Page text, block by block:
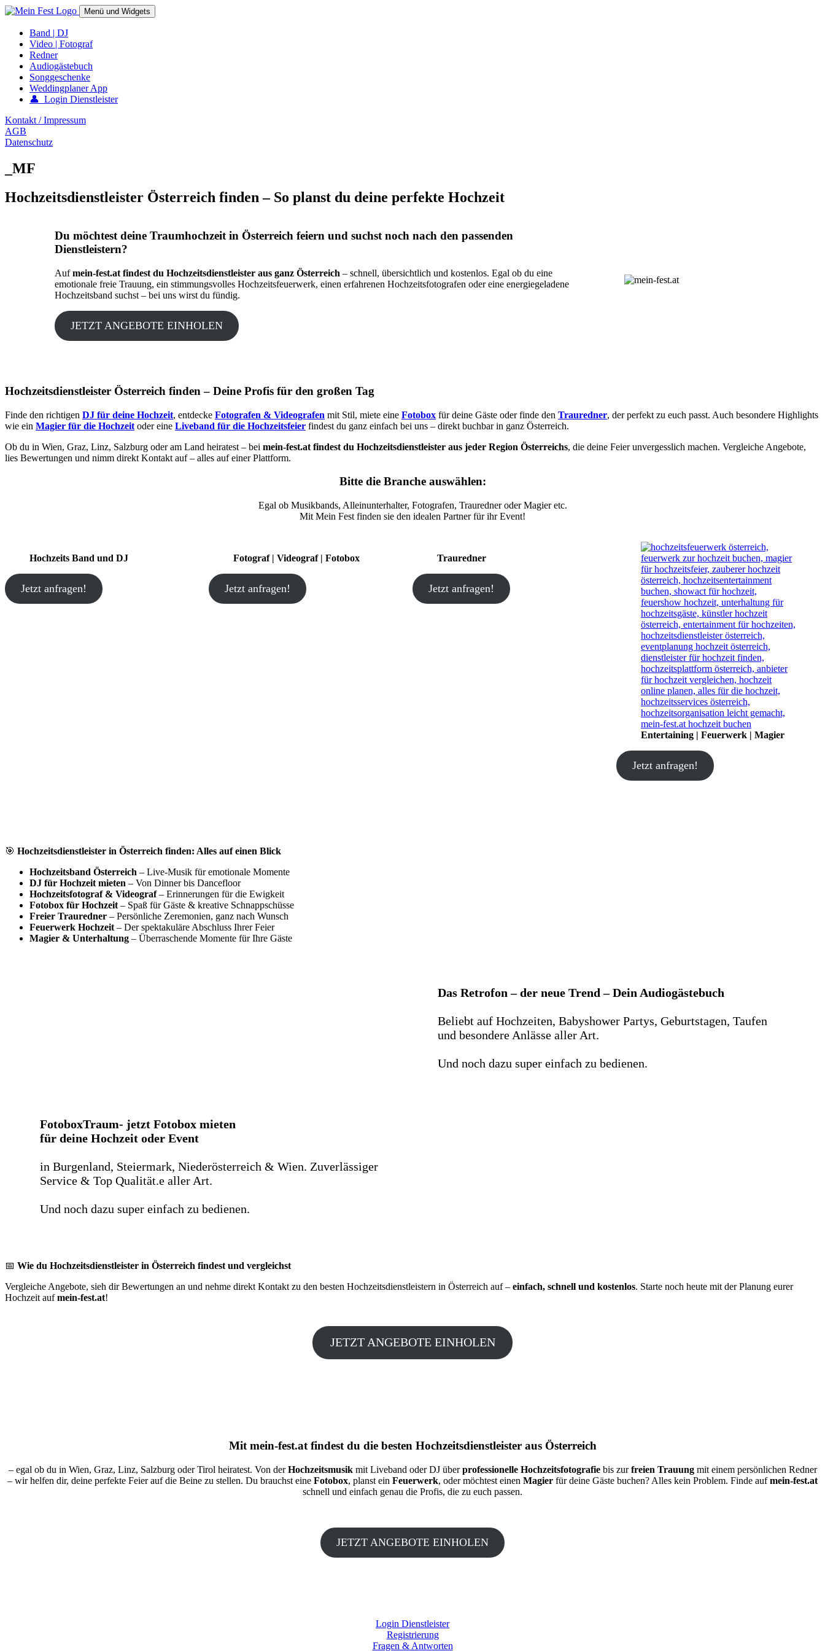
Springe
Inhalt
mein-fest.at – Band / Fotograf für Hochzeit oder Fest buchen!
Menü und Widgets
Band | DJ
Video | Fotograf
Redner
Audiogästebuch
Songgeschenke
Weddingplaner App
👤 Login Dienstleister
Kontakt / Impressum
AGB
Datenschutz
_MF
Hochzeitsdienstleister Österreich finden – So planst du deine perfekte Hochzeit
Du möchtest deine Traumhochzeit in Österreich feiern und suchst noch nach den passenden
Dienstleistern?
Aufmein-fest.at findest du Hochzeitsdienstleister aus ganz Österreich – schnell, übersichtlich und kostenlos. Egal ob du eine
emotionale freie Trauung, ein stimmungsvolles Hochzeitsfeuerwerk, einen erfahrenen Hochzeitsfotografen oder eine energiegeladene
Hochzeitsband suchst – bei uns wirst du fündig.
JETZT ANGEBOTE EINHOLEN
Hochzeitsdienstleister Österreich finden – Deine Profis für den großen Tag
Finde den richtigen DJ für deine Hochzeit, entdecke Fotografen & Videografen mit Stil, miete eine Fotobox für deine Gäste oder finde den Trauredner, der perfekt zu euch passt. Auch besondere Highlights
wie ein Magier für die Hochzeit oder eine Liveband für die Hochzeitsfeier findest du ganz einfach bei uns – direkt buchbar in ganz Österreich.
Ob du in Wien, Graz, Linz, Salzburg oder am Land heiratest – bei mein-fest.at findest du Hochzeitsdienstleister aus jeder Region Österreichs, die deine Feier unvergesslich machen. Vergleiche Angebote,
lies Bewertungen und nimm direkt Kontakt auf – alles auf einer Plattform.
Bitte die Branche auswählen:
Egal ob Musikbands, Alleinunterhalter, Fotografen, Trauredner oder Magier etc.
Mit Mein Fest finden sie den idealen Partner für ihr Event!
Hochzeits Band und DJ
Jetzt anfragen!
Fotograf | Videograf | Fotobox
Jetzt anfragen!
Trauredner
Jetzt anfragen!
Entertaining | Feuerwerk | Magier
Jetzt anfragen!
🎯 Hochzeitsdienstleister in Österreich finden: Alles auf einen Blick
Hochzeitsband Österreich – Live-Musik für emotionale Momente
DJ für Hochzeit mieten – Von Dinner bis Dancefloor
Hochzeitsfotograf & Videograf– Erinnerungen für die Ewigkeit
Fotobox für Hochzeit – Spaß für Gäste & kreative Schnappschüsse
Freier Trauredner – Persönliche Zeremonien, ganz nach Wunsch
Feuerwerk Hochzeit – Der spektakuläre Abschluss Ihrer Feier
Magier & Unterhaltung – Überraschende Momente für Ihre Gäste
Das Retrofon – der neue Trend – Dein Audiogästebuch
Beliebt auf Hochzeiten, Babyshower Partys, Geburtstagen, Taufen
und besondere Anlässe aller Art.
Und noch dazu super einfach zu bedienen.
FotoboxTraum- jetzt Fotobox mieten
für deine Hochzeit oder Event
in Burgenland, Steiermark, Niederösterreich & Wien. Zuverlässiger
Service & Top Qualität.e aller Art.
Und noch dazu super einfach zu bedienen.
📅 Wie du Hochzeitsdienstleister in Österreich findest und vergleichst
Vergleiche Angebote, sieh dir Bewertungen an und nehme direkt Kontakt zu den besten Hochzeitsdienstleistern in Österreich auf – einfach, schnell und kostenlos. Starte noch heute mit der Planung eurer
Hochzeit aufmein-fest.at!
JETZT ANGEBOTE EINHOLEN
Mitmein-fest.atfindest du die besten Hochzeitsdienstleister aus Österreich
– egal ob du in Wien, Graz, Linz, Salzburg oder Tirol heiratest. Von derHochzeitsmusikmit Liveband oder DJ überprofessionelle Hochzeitsfotografiebis zurfreien Trauungmit einem persönlichen Redner
– wir helfen dir, deine perfekte Feier auf die Beine zu stellen. Du brauchst eine Fotobox, planst ein Feuerwerk, oder möchtest einen Magier für deine Gäste buchen? Alles kein Problem. Finde aufmein-fest.at
schnell und einfach genau die Profis, die zu euch passen.
JETZT ANGEBOTE EINHOLEN
Login Dienstleister
Registrierung
Fragen & Antworten